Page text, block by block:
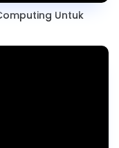
Untuk